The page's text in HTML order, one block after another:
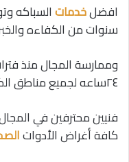
افضلخدماتالسباكه
سنوات من الكفاءه
وممارسة المجال منذ
٢٤ساعه لجميع مناطق الكويت
فنيين محترفين في
كافة أغراض الأدوات